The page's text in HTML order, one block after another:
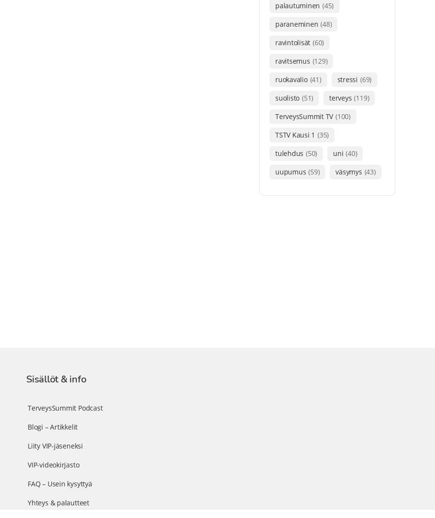
palautuminen (45)
paraneminen (48)
ravintolisät (60)
ravitsemus (129)
ruokavalio (41) stressi (69)
suolisto (51) terveys (119)
TerveysSummit TV (100)
TSTV Kausi 1 (35)
tulehdus (50) uni (40)
uupumus (59) väsymys (43)
Sisällöt & info
TerveysSummit Podcast
Blogi – Artikkelit
Liity VIP-jäseneksi
VIP-videokirjasto
FAQ – Usein kysyttyä
Yhteys & palautteet